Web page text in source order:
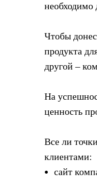
необходимо
Чтобы
продукта
другой –
На
ценность
Все ли
клиентами:
сайт